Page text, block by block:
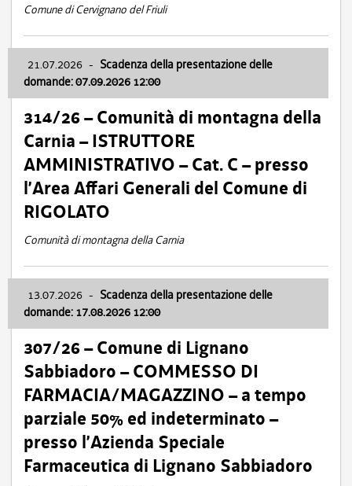
Comune di Cervignano del Friuli
21.07.2026 - Scadenza della presentazione delle
domande: 07.09.2026 12:00
314/26 – Comunità di montagna della
Carnia – ISTRUTTORE
AMMINISTRATIVO – Cat. C – presso
l’Area Affari Generali del Comune di
RIGOLATO
Comunità di montagna della Carnia
13.07.2026 - Scadenza della presentazione delle
domande: 17.08.2026 12:00
307/26 – Comune di Lignano
Sabbiadoro – COMMESSO DI
FARMACIA/MAGAZZINO – a tempo
parziale 50% ed indeterminato –
presso l’Azienda Speciale
Farmaceutica di Lignano Sabbiadoro